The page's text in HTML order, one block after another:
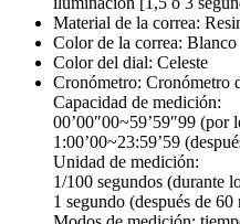
Material de la correa:
Color de la correa: Blanco
Color del dial: Celeste
Cronómetro: Cronómetro
Capacidad de medición:
00’00″00~59’59″99 (por
1:00’00~23:59’59
Unidad de medición:
1/100 segundos (durante
1 segundo (después de 60